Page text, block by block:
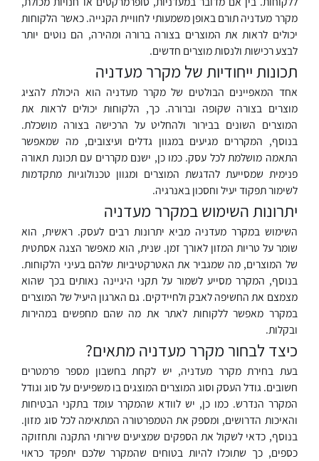
מקרר מעדניה תורם באופן משמעותי לחוויית הקנייה. כאשר הלקוחות
יכולים לראות את המוצרים בצורה ברורה ומהירה, הם נוטים יותר
לבצע רכישות ולנסות מוצרים חדשים.
תכונות ייחודיות של מקרר מעדניה
אחד המאפיינים הבולטים של מקרר מעדניה הוא היכולת להציג
מוצרים בצורה שקופה וברורה. כך, הלקוחות יכולים לראות את
המוצרים השונים בבירור ולהחליט על הרכישה בצורה מושכלת.
בנוסף, המקררים מגיעים במגוון גדלים ועיצובים, מה שמאפשר
התאמה מושלמת לכל עסק. כמו כן, ישנם מקררים עם תכונת תאורה
פנימית שמסייעת להדגשת המוצרים ומגוון טכנולוגיות מתקדמות
לשימור תפקוד יעיל וחסכון באנרגיה.
יתרונות השימוש במקרר מעדניה
השימוש במקרר מעדניה מביא יתרונות רבים לעסק. ראשית, הוא
שומר על טריות המזון לאורך זמן. שנית, הוא מאפשר הצגה אסתטית
של המוצרים, מה שמגביר את האטרקטיביות שלהם בעיני הלקוחות.
בנוסף, המקרר מסייע לשמור על תקני היגיינה נאותים בכך שהוא
מצמצם את החשיפה לאבק ולחיידקים. גם הארגון היעיל של המוצרים
במקרר מאפשר ללקוחות לאתר את מה שהם מחפשים במהירות
ובקלות.
כיצד לבחור מקרר מעדניה מתאים?
בעת בחירת מקרר מעדניה, יש לקחת בחשבון מספר פרמטרים
חשובים. גודל העסק וסוג המוצרים המוצגים בו משפיעים על סוג וגודל
המקרר הנדרש. כמו כן, יש לוודא שהמקרר עומד בתקני הבטיחות
והאיכות הדרושים, ומספק את הטמפרטורה המתאימה לכל סוג מזון.
בנוסף, כדאי לשקול את הספקים שמציעים שירותי התקנה ותחזוקה
כספים, כך שתוכלו להיות בטוחים שהמקרר שלכם יתפקד כראוי